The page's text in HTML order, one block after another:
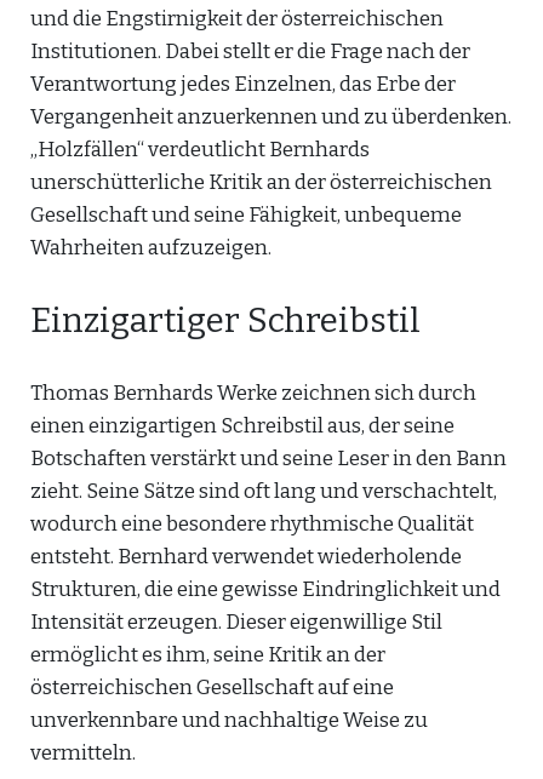
und die Engstirnigkeit der österreichischen
Institutionen. Dabei stellt er die Frage nach der
Verantwortung jedes Einzelnen, das Erbe der
Vergangenheit anzuerkennen und zu überdenken.
„Holzfällen“ verdeutlicht Bernhards
unerschütterliche Kritik an der österreichischen
Gesellschaft und seine Fähigkeit, unbequeme
Wahrheiten aufzuzeigen.
Einzigartiger Schreibstil
Thomas Bernhards Werke zeichnen sich durch
einen einzigartigen Schreibstil aus, der seine
Botschaften verstärkt und seine Leser in den Bann
zieht. Seine Sätze sind oft lang und verschachtelt,
wodurch eine besondere rhythmische Qualität
entsteht. Bernhard verwendet wiederholende
Strukturen, die eine gewisse Eindringlichkeit und
Intensität erzeugen. Dieser eigenwillige Stil
ermöglicht es ihm, seine Kritik an der
österreichischen Gesellschaft auf eine
unverkennbare und nachhaltige Weise zu
vermitteln.